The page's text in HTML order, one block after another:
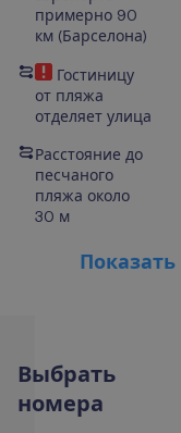
примерно 90
км (Барселона)
Гостиницу
от пляжа
отделяет улица
Расстояние до
песчаного
пляжа около
30 м
Показать
Выбрать
номера